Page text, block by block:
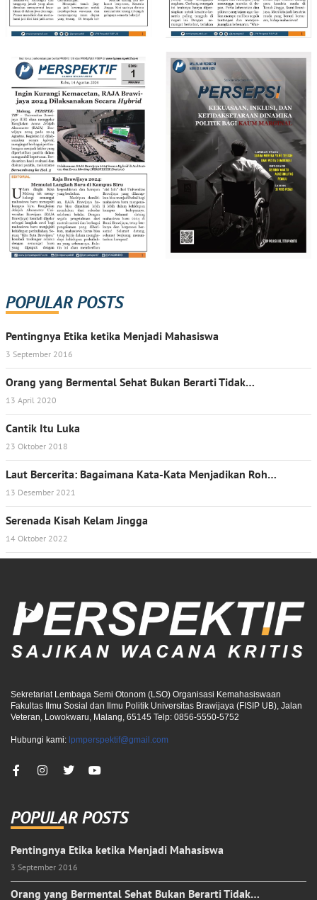
POPULAR POSTS
Pentingnya Etika ketika Menjadi Mahasiswa
3 September 2016
Orang yang Bermental Sehat Bukan Berarti Tidak…
13 April 2020
Cantik Itu Luka
23 Oktober 2018
Laut Bercerita: Bagaimana Kata-Kata Menjadikan Roh…
13 Desember 2021
Serenada Kisah Kelam Jingga
14 Oktober 2022
Sekretariat Lembaga Semi Otonom (LSO) Organisasi Kemahasiswaan
Fakultas Ilmu Sosial dan Ilmu Politik Universitas Brawijaya (FISIP UB), Jalan
Veteran, Lowokwaru, Malang, 65145 Telp: 0856-5550-5752
Hubungi kami: lpmperspektif@gmail.com
POPULAR POSTS
Pentingnya Etika ketika Menjadi Mahasiswa
3 September 2016
Orang yang Bermental Sehat Bukan Berarti Tidak…